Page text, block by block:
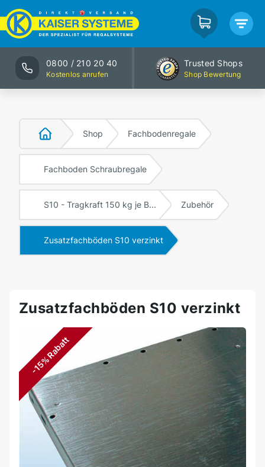
0800 / 210 20 40
Kostenlos anrufen
Trusted Shops
Shop Bewertung
Shop Fachbodenregale
Fachboden Schraubregale
S10 - Tragkraft 150 kg je B... Zubehör
Zusatzfachböden S10 verzinkt
Zusatzfachböden S10 verzinkt
-15% Rabatt